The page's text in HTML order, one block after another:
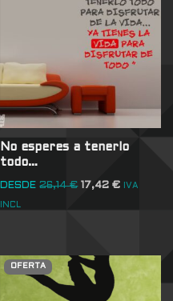
No esperes a tenerlo
todo…
DESDE 26,14€ 17,42€ IVA
INCL
OFERTA